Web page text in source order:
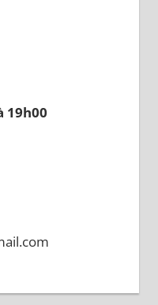
19h00